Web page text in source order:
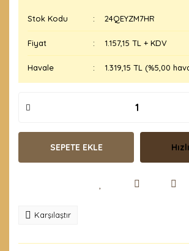
Stok Kodu 24QEYZM7HR
Fiyat 1.157,15 TL + KDV
Havale 1.319,15 TL (%5,00
SEPETE EKLE
Karşılaştır